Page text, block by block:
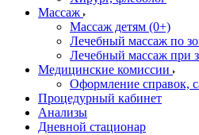
Массаж
Массаж детям (0+)
Лечебный массаж по
Лечебный массаж при
Медицинские комиссии
Оформление справок,
Процедурный кабинет
Анализы
Дневной стационар